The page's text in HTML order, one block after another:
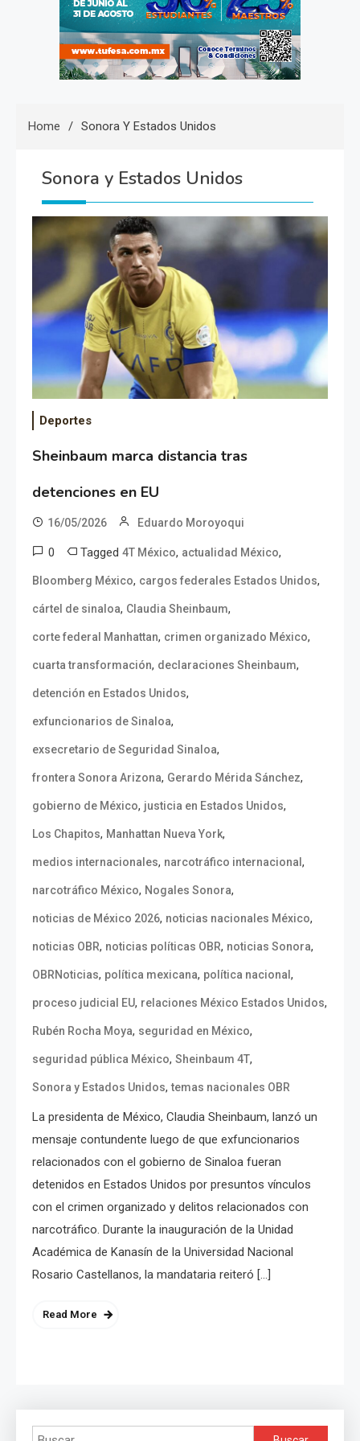
Home Sonora Y Estados Unidos
Sonora y Estados Unidos
Deportes
Sheinbaum marca distancia tras
detenciones en EU
16/05/2026 Eduardo Moroyoqui
0 Tagged 4T México, actualidad México,
Bloomberg México, cargos federales Estados Unidos,
cártel de sinaloa, Claudia Sheinbaum,
corte federal Manhattan, crimen organizado México,
cuarta transformación, declaraciones Sheinbaum,
detención en Estados Unidos,
exfuncionarios de Sinaloa,
exsecretario de Seguridad Sinaloa,
frontera Sonora Arizona, Gerardo Mérida Sánchez,
gobierno de México, justicia en Estados Unidos,
Los Chapitos, Manhattan Nueva York,
medios internacionales, narcotráfico internacional ,
narcotráfico México, Nogales Sonora,
noticias de México 2026, noticias nacionales México,
noticias OBR, noticias políticas OBR, noticias Sonora,
OBRNoticias, política mexicana, política nacional ,
proceso judicial EU, relaciones México Estados Unidos,
Rubén Rocha Moya, seguridad en México,
seguridad pública México, Sheinbaum 4T,
Sonora y Estados Unidos,temas nacionales OBR
La presidenta de México, Claudia Sheinbaum, lanzó un
mensaje contundente luego de que exfuncionarios
relacionados con el gobierno de Sinaloa fueran
detenidos en Estados Unidos por presuntos vínculos
con el crimen organizado y delitos relacionados con
narcotráfico. Durante la inauguración de la Unidad
Académica de Kanasín de la Universidad Nacional
Rosario Castellanos, la mandataria reiteró […]
Read More
Buscar: